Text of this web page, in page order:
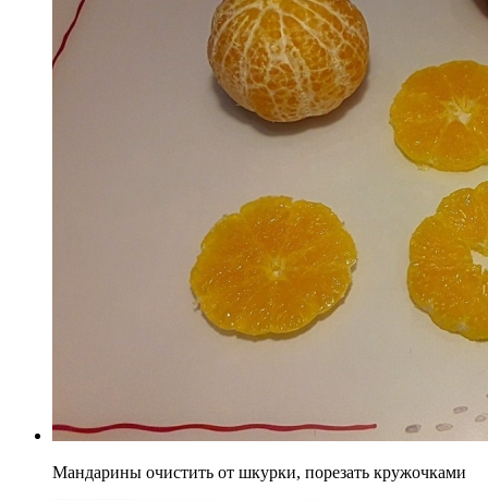
Мандарины очистить от шкурки, порезать кружочками